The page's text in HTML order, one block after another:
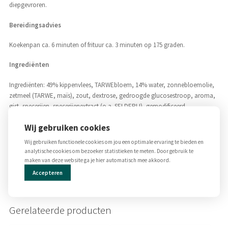
diepgevroren.
Bereidingsadvies
Koekenpan ca. 6 minuten of frituur ca. 3 minuten op 175 graden.
Ingrediënten
Ingrediënten: 49% kippenvlees, TARWEbloem, 14% water, zonnebloemolie,
zetmeel (TARWE, maïs), zout, dextrose, gedroogde glucosestroop, aroma,
gist, specerijen, specerijenextract (o.a. SELDERIJ), gemodificeerd
antioxidant (E392), VETPOEDER (zonnebloemolie, glucosestroop,
natriumCASEÏNAAT), gistpoeder, voedingszuur (E330).
Kan sporen bevatten van gerst, eieren en mosterd.
Voor woensdag 20:00 besteld is zaterdag tussen 09:00 – 12:00 afhalen
Gerelateerde producten
Wij gebruiken cookies
Wij gebruiken functionele cookies om jou een optimale ervaring te bieden en
analytische cookies om bezoeker statistieken te meten. Door gebruik te
maken van deze website ga je hier automatisch mee akkoord.
Accepteren